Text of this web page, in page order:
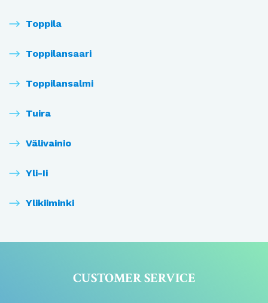
Toppila
Toppilansaari
Toppilansalmi
Tuira
Välivainio
Yli-Ii
Ylikiiminki
CUSTOMER SERVICE